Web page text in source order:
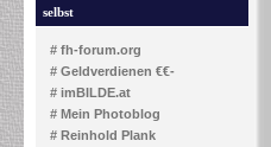
selbst
# fh-forum.org
# Geldverdienen €€-
# imBILDE.at
# Mein Photoblog
# Reinhold Plank